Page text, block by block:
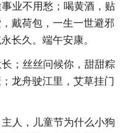
业不用愁；喝黄酒，贴
戴荷包，一生一世避邪
长久。端午安康。
；丝丝问候你，甜甜粽
龙舟驶江里，艾草挂门
人，儿童节为什么小狗